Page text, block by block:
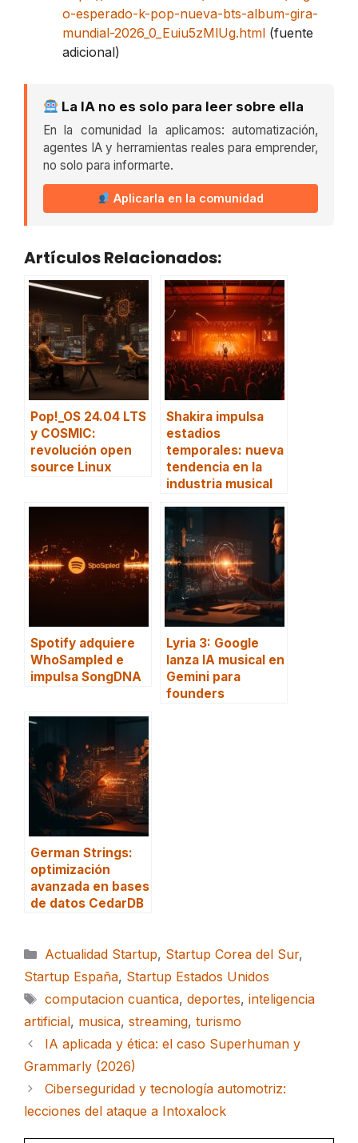
o-esperado-k-pop-nueva-bts-album-gira-
mundial-2026_0_Euiu5zMlUg.html (fuente
adicional)
La IA no es solo para leer sobre ella
En la comunidad la aplicamos: automatización,
agentes IA y herramientas reales para emprender,
no solo para informarte.
Aplicarla en la comunidad
Artículos Relacionados:
Pop!_OS 24.04 LTS
y COSMIC:
revolución open
source Linux
Shakira impulsa
estadios
temporales: nueva
tendencia en la
industria musical
Spotify adquiere
WhoSampled e
impulsa SongDNA
Lyria 3: Google
lanza IA musical en
Gemini para
founders
German Strings:
optimización
avanzada en bases
de datos CedarDB
Categorías
Actualidad Startup, Startup Corea del Sur,
Startup España, Startup Estados Unidos
Etiquetas
computacion cuantica, deportes, inteligencia
artificial, musica, streaming, turismo
IA aplicada y ética: el caso Superhuman y
Grammarly (2026)
Ciberseguridad y tecnología automotriz:
lecciones del ataque a Intoxalock